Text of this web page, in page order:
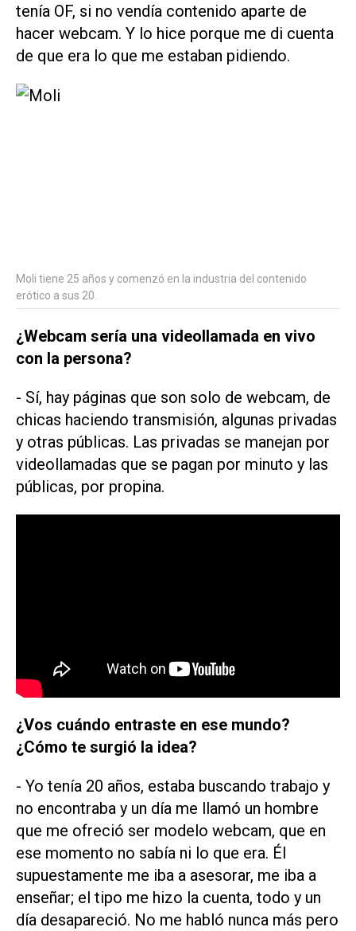
tenía OF, si no vendía contenido aparte de
hacer webcam. Y lo hice porque me di cuenta
de que era lo que me estaban pidiendo.
Moli tiene 25 años y comenzó en la industria del contenido
erótico a sus 20.
¿Webcam sería una videollamada en vivo
con la persona?
- Sí, hay páginas que son solo de webcam, de
chicas haciendo transmisión, algunas privadas
y otras públicas. Las privadas se manejan por
videollamadas que se pagan por minuto y las
públicas, por propina.
¿Vos cuándo entraste en ese mundo?
¿Cómo te surgió la idea?
- Yo tenía 20 años, estaba buscando trabajo y
no encontraba y un día me llamó un hombre
que me ofreció ser modelo webcam, que en
ese momento no sabía ni lo que era. Él
supuestamente me iba a asesorar, me iba a
enseñar; el tipo me hizo la cuenta, todo y un
día desapareció. No me habló nunca más pero